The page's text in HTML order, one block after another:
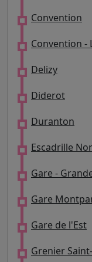
Convention
Delizy
Diderot
Duranton
Gare de l'Est